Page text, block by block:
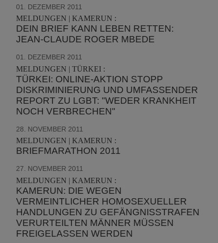
01. DEZEMBER 2011
MELDUNGEN | KAMERUN :
DEIN BRIEF KANN LEBEN RETTEN:
JEAN-CLAUDE ROGER MBEDE
01. DEZEMBER 2011
MELDUNGEN | TÜRKEI :
TÜRKEI: ONLINE-AKTION STOPP
DISKRIMINIERUNG UND UMFASSENDER
REPORT ZU LGBT: "WEDER KRANKHEIT
NOCH VERBRECHEN"
28. NOVEMBER 2011
MELDUNGEN | KAMERUN :
BRIEFMARATHON 2011
27. NOVEMBER 2011
MELDUNGEN | KAMERUN :
KAMERUN: DIE WEGEN
VERMEINTLICHER HOMOSEXUELLER
HANDLUNGEN ZU GEFÄNGNISSTRAFEN
VERURTEILTEN MÄNNER MÜSSEN
FREIGELASSEN WERDEN